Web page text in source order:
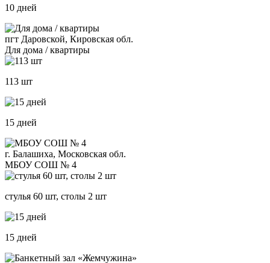
10 дней
пгт Даровской, Кировская обл.
Для дома / квартиры
113 шт
15 дней
г. Балашиха, Московская обл.
МБОУ СОШ № 4
стулья 60 шт, столы 2 шт
15 дней